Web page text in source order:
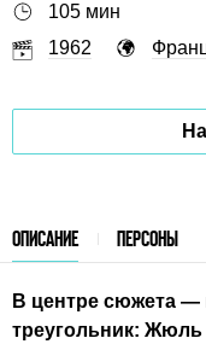
105 мин
1962
ОПИСАНИЕ ПЕРСОНЫ
В центре сюжета
треугольник: